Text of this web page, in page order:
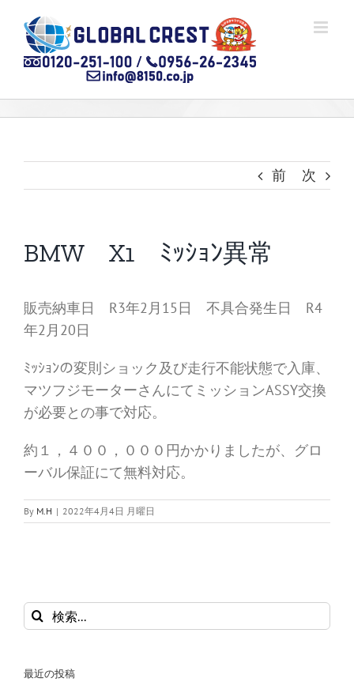
content
前 次
BMW X1 ﾐｯｼｮﾝ異常
販売納車日 R3年2月15日 不具合発生日 R4
年2月20日
ﾐｯｼｮﾝの変則ショック及び走行不能状態で入庫、
マツフジモーターさんにてミッションASSY交換
が必要との事で対応。
約１，４００，０００円かかりましたが、グロ
ーバル保証にて無料対応。
By M.H | 2022年4月4日 月曜日
検
索
最近の投稿